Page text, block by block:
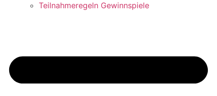
Teilnahmeregeln Gewinnspiele